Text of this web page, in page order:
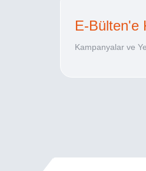
E-Bülten'e
Kampanyalar ve